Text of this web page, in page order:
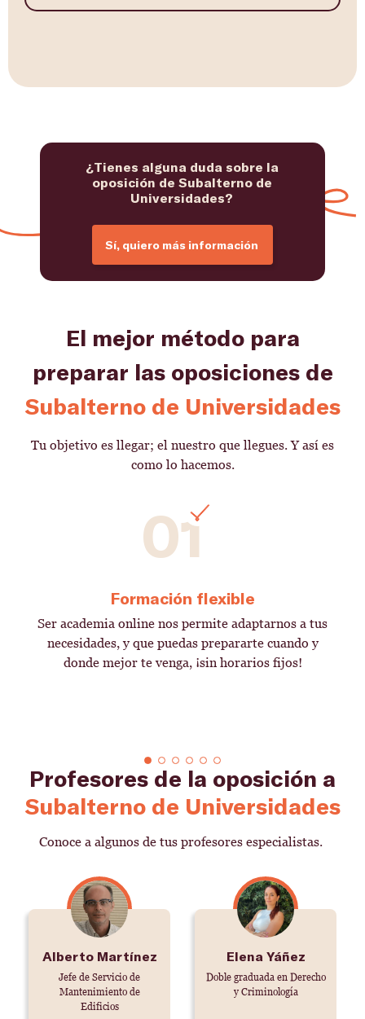
¿Tienes alguna duda sobre la
oposición de Subalterno de
Universidades?
Sí, quiero más información
El mejor método para
preparar las oposiciones de
Subalterno de Universidades
Tu objetivo es llegar; el nuestro que llegues. Y así es
como lo hacemos.
01
Formación flexible
Ser academia online nos permite adaptarnos a tus
necesidades, y que puedas prepararte cuando y
donde mejor te venga, ¡sin horarios fijos!
Profesores de la oposición a
Subalterno de Universidades
Conoce a algunos de tus profesores especialistas.
Alberto Martínez
Jefe de Servicio de
Mantenimiento de
Edificios
Elena Yáñez
Doble graduada en Derecho
y Criminología